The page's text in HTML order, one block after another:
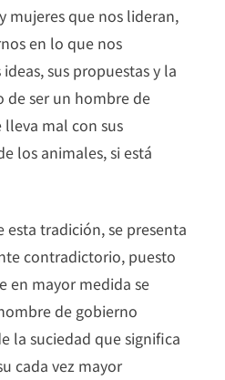
mujeres que nos lideran,
en lo que nos
sus propuestas y la
ser un hombre de
lleva mal con sus
los animales, si está
esta tradición, se presenta
contradictorio, puesto
en mayor medida se
de gobierno
la suciedad que significa
cada vez mayor